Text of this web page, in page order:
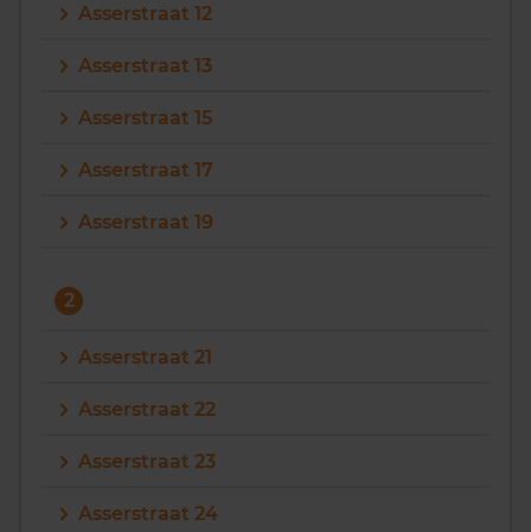
Maandag t/m vrijdag - 08:00 -18:00
Asserstraat 12
Asserstraat 13
Asserstraat 15
Asserstraat 17
Asserstraat 19
2
Asserstraat 21
Asserstraat 22
Asserstraat 23
Asserstraat 24